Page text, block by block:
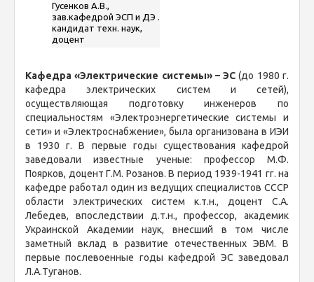
Гусенков А.В.,
зав.кафедрой ЭСП и ДЭ .
кандидат техн. наук,
доцент
Кафедра «Электрические системы» – ЭС (до 1980 г.
кафедра электрических систем и сетей),
осуществляющая подготовку инженеров по
специальностям «Электроэнергетические системы и
сети» и «Электроснабжение», была организована в ИЭИ
в 1930 г. В первые годы существования кафедрой
заведовали известные ученые: профессор М.Ф.
Поярков, доцент Г.М. Розанов. В период 1939-1941 гг. на
кафедре работал один из ведущих специалистов СССР
области электрических систем к.т.н., доцент С.А.
Лебедев, впоследствии д.т.н., профессор, академик
Украинской Академии наук, внесший в том числе
заметный вклад в развитие отечественных ЭВМ. В
первые послевоенные годы кафедрой ЭС заведовал
Л.А.Туганов.